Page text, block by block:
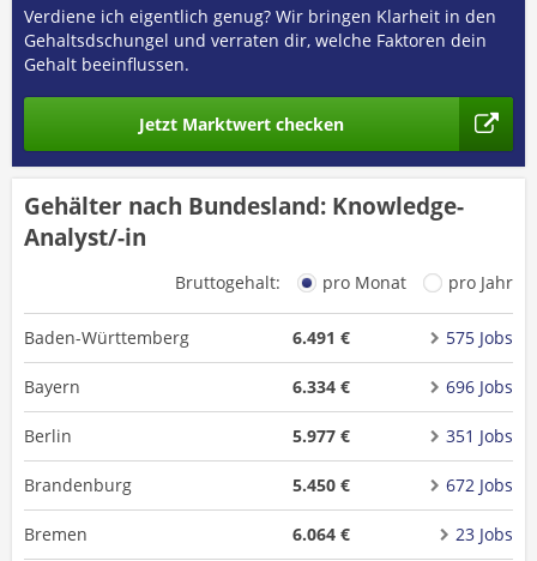
Verdiene ich eigentlich genug? Wir bringen Klarheit in den
Gehaltsdschungel und verraten dir, welche Faktoren dein
Gehalt beeinflussen.
Jetzt Marktwert checken
Gehälter nach Bundesland: Knowledge-
Analyst/-in
Bruttogehalt: pro Monat pro Jahr
Baden-Württemberg 6.491 € 575 Jobs
Bayern 6.334 € 696 Jobs
Berlin 5.977 € 351 Jobs
Brandenburg 5.450 € 672 Jobs
Bremen 6.064 € 23 Jobs